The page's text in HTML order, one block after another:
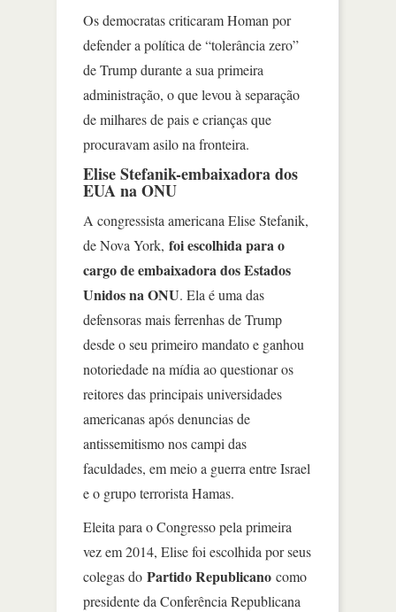
Os democratas criticaram Homan por
defender a política de “tolerância zero”
de Trump durante a sua primeira
administração, o que levou à separação
de milhares de pais e crianças que
procuravam asilo na fronteira.
Elise Stefanik-embaixadora dos
EUA na ONU
A congressista americana Elise Stefanik,
de Nova York, foi escolhida para o
cargo de embaixadora dos Estados
Unidos na ONU. Ela é uma das
defensoras mais ferrenhas de Trump
desde o seu primeiro mandato e ganhou
notoriedade na mídia ao questionar os
reitores das principais universidades
americanas após denuncias de
antissemitismo nos campi das
faculdades, em meio a guerra entre Israel
e o grupo terrorista Hamas.
Eleita para o Congresso pela primeira
vez em 2014, Elise foi escolhida por seus
colegas do Partido Republicano como
presidente da Conferência Republicana